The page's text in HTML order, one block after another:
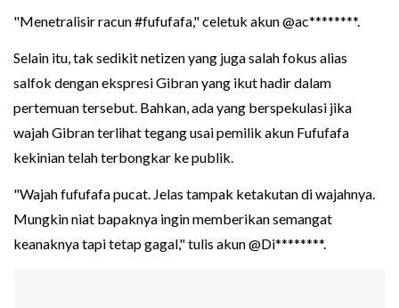
"Menetralisir racun #fufufafa," celetuk akun @ac********.
Selain itu, tak sedikit netizen yang juga salah fokus alias
salfok dengan ekspresi Gibran yang ikut hadir dalam
pertemuan tersebut. Bahkan, ada yang berspekulasi jika
wajah Gibran terlihat tegang usai pemilik akun Fufufafa
kekinian telah terbongkar ke publik.
"Wajah fufufafa pucat. Jelas tampak ketakutan di wajahnya.
Mungkin niat bapaknya ingin memberikan semangat
keanaknya tapi tetap gagal," tulis akun @Di********.